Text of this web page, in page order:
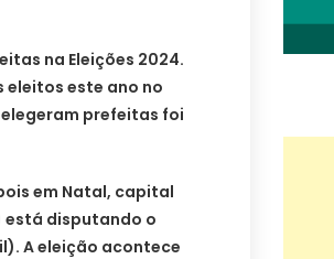
na Eleições 2024.
eleitos este ano no
elegeram prefeitas foi
em Natal, capital
está disputando o
A eleição acontece